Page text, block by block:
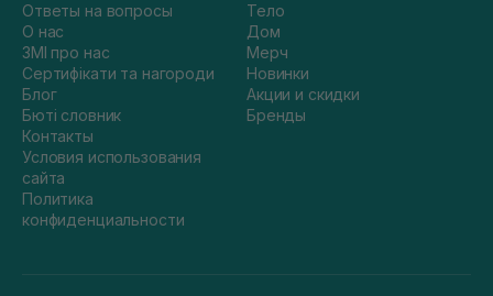
Ответы на вопросы
О нас
ЗМІ про нас
Сертифікати та нагороди
Блог
Бюті словник
Контакты
Условия использования
сайта
Политика
конфиденциальности
Тело
Дом
Мерч
Новинки
Акции и скидки
Бренды